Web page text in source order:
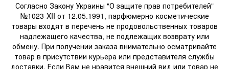
Согласно Закону Украины "О защите прав потребителей"
№1023-XII от 12.05.1991, парфюмерно-косметические
товары входят в перечень не продовольственных товаров
надлежащего качества, не подлежащих возврату или
обмену. При получении заказа внимательно осматривайте
товар в присутствии курьера или представителя службы
доставки. Если Вам не нравится внешний вид или товар не